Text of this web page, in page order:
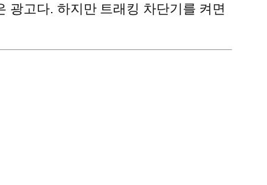
광고다. 하지만 트래킹 차단기를 켜면